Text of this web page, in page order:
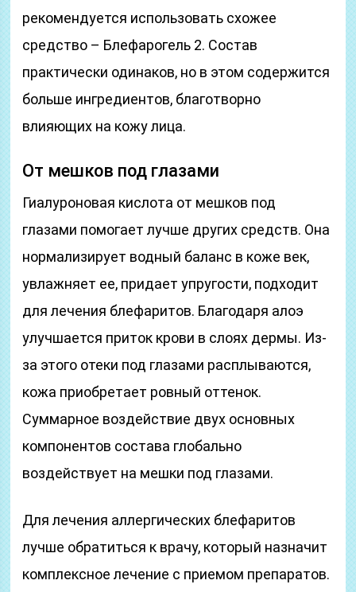
рекомендуется использовать схожее
средство – Блефарогель 2. Состав
практически одинаков, но в этом содержится
больше ингредиентов, благотворно
влияющих на кожу лица.
От мешков под глазами
Гиалуроновая кислота от мешков под
глазами помогает лучше других средств. Она
нормализирует водный баланс в коже век,
увлажняет ее, придает упругости, подходит
для лечения блефаритов. Благодаря алоэ
улучшается приток крови в слоях дермы. Из-
за этого отеки под глазами расплываются,
кожа приобретает ровный оттенок.
Суммарное воздействие двух основных
компонентов состава глобально
воздействует на мешки под глазами.
Для лечения аллергических блефаритов
лучше обратиться к врачу, который назначит
комплексное лечение с приемом препаратов.